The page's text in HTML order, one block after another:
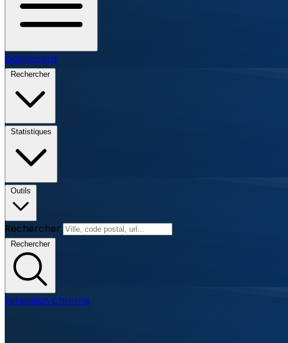
Dashboard
Rechercher
Statistiques
Outils
Rechercher
Rechercher
Extension Chrome